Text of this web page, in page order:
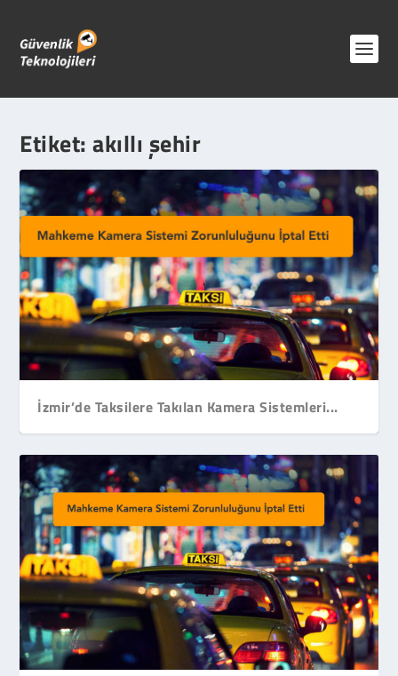
Etiket:akıllı şehir
İzmir’de Taksilere Takılan Kamera Sistemleri...